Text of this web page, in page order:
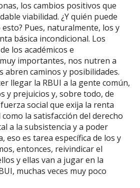
los cambios positivos que
viabilidad. ¿Y quién puede
Pues, naturalmente, los y
básica incondicional. Los
los académicos e
importantes, nos nutren a
abren caminos y posibilidades.
llegar la RBUI a la gente común,
y prejuicios y, sobre todo, de
social que exija la renta
la satisfacción del derecho
a la subsistencia y a poder
eso es tarea específica de los y
entonces, reivindicar el
y ellas van a jugar en la
muchas veces muy poco